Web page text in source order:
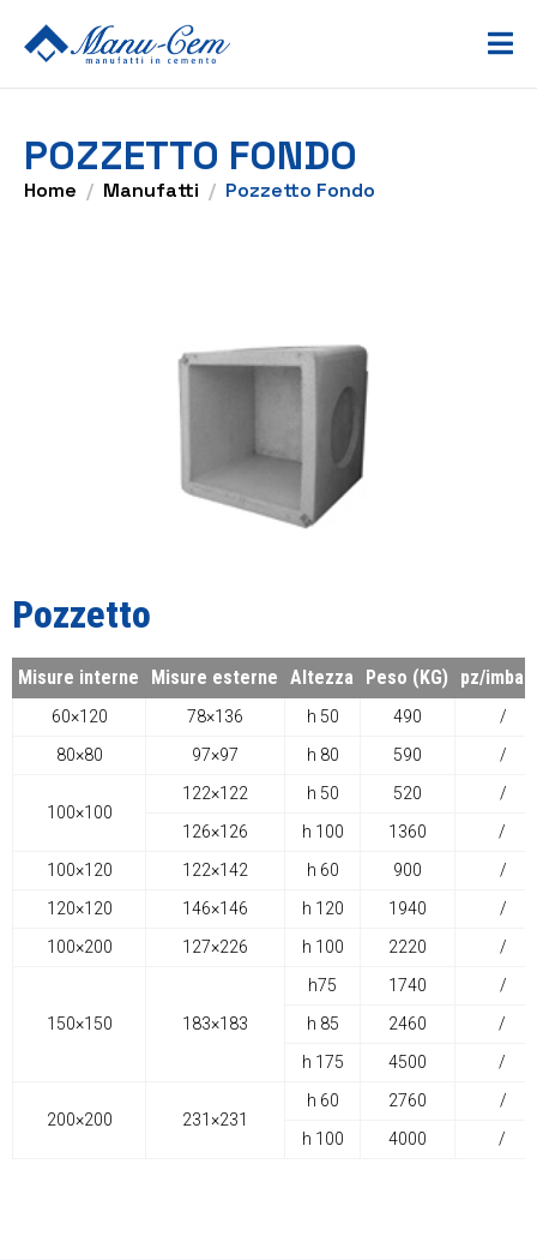
POZZETTO FONDO
Home Manufatti Pozzetto Fondo
Pozzetto
Misure interne Misure esterne Altezza Peso (KG) pz/
60×120 78×136 h 50 490
/
80×80
97×97 h 80 590 /
100×100
122×122 h 50 520
/
126×126
h 100 1360
/
100×120
122×142 h 60 900
/
120×120
146×146 h 120 1940
/
100×200
127×226 h 100 2220 /
150×150 183×183
h75 1740
/
h 85
2460
/
h 175
4500 /
200×200 231×231
h 60 2760
/
h 100
4000 /